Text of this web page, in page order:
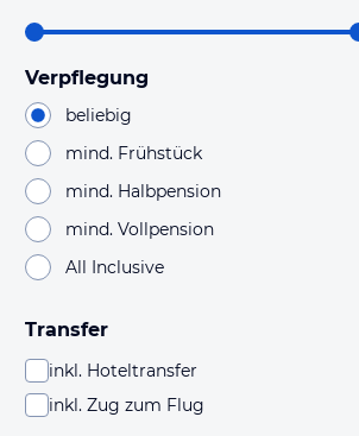
Verpflegung
beliebig
mind. Frühstück
mind. Halbpension
mind. Vollpension
All Inclusive
Transfer
inkl. Hoteltransfer
inkl. Zug zum Flug